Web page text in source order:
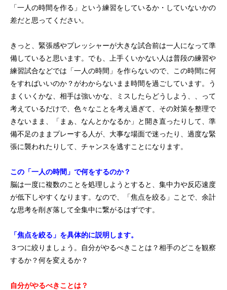
初めての方 システム・クラス・料金 ブログ アクセス お知ら
「一人の時間を作る」という練習をしているか・していないかの
差だと思ってください。
きっと、緊張感やプレッシャーが大きな試合前は一人になって準
備していると思います。でも、上手くいかない人は普段の練習や
練習試合などでは「一人の時間」を作らないので、この時間に何
をすればいいのか？がわからないまま時間を過ごしています。う
まくいくかな、相手は強いかな、ミスしたらどうしよう、、って
考えているだけで、色々なことを考え過ぎて、その対策を整理で
きないまま、「まぁ、なんとかなるか」と開き直ったりして、準
備不足のままプレーする人が、大事な場面で迷ったり、過度な緊
張に襲われたりして、チャンスを逃すことになります。
この「一人の時間」で何をするのか？
脳は一度に複数のことを処理しようとすると、集中力や反応速度
が低下しやすくなります。なので、「焦点を絞る」ことで、余計
な思考を削ぎ落して全集中に繋がるはずです。
「焦点を絞る」を具体的に説明します。
３つに絞りましょう。自分がやるべきことは？相手のどこを観察
するか？何を変えるか？
自分がやるべきことは？